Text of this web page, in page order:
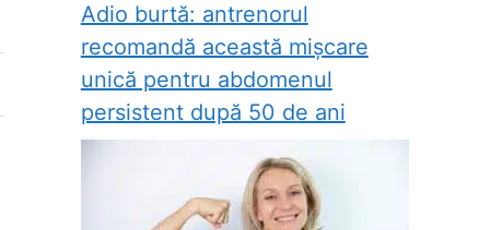
Adio burtă: antrenorul
recomandă această mișcare
unică pentru abdomenul
persistent după 50 de ani